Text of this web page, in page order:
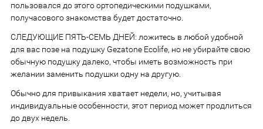
пользовался до этого ортопедическими подушками,
получасового знакомства будет достаточно.
СЛЕДУЮЩИЕ ПЯТЬ-СЕМЬ ДНЕЙ: ложитесь в любой удобной
для вас позе на подушку Gezatone Ecolife, но не убирайте свою
обычную подушку далеко, чтобы иметь возможность при
желании заменить подушки одну на другую.
Обычно для привыкания хватает недели, но, учитывая
индивидуальные особенности, этот период может продлиться
до двух недель.